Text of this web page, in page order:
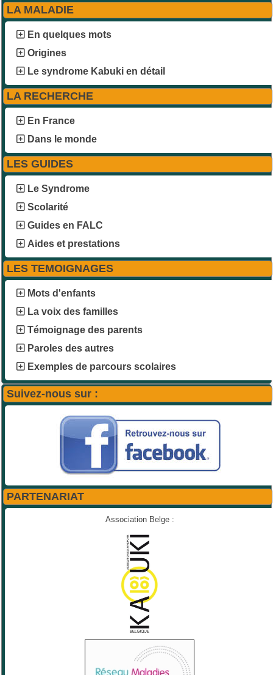
LA MALADIE
En quelques mots
Origines
Le syndrome Kabuki en détail
LA RECHERCHE
En France
Dans le monde
LES GUIDES
Le Syndrome
Scolarité
Guides en FALC
Aides et prestations
LES TEMOIGNAGES
Mots d'enfants
La voix des familles
Témoignage des parents
Paroles des autres
Exemples de parcours scolaires
Suivez-nous sur :
PARTENARIAT
Association Belge :